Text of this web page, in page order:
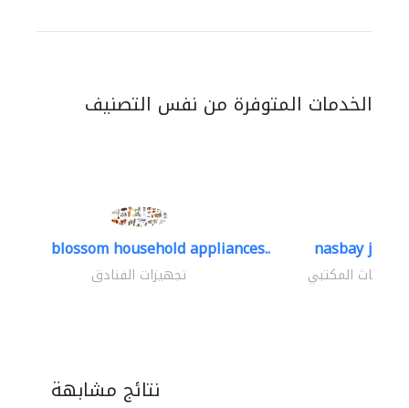
الخدمات المتوفرة من نفس التصنيف
blossom household appliances..
تجهيزات الفنادق
nasbay jlt
الأثاث المكتبي
نتائج مشابهة